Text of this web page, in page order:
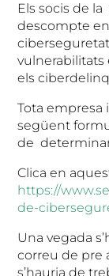
Els socis de
descompte en
vulnerabilitats
els
Tota empresa
següent
de
Clica en
https://
de-
Una vegada
correu de pre
s’hauria de